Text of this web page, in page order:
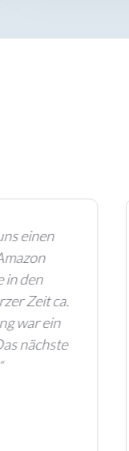
„Das
Kunden
hohe
dieses
gegenüber
wir